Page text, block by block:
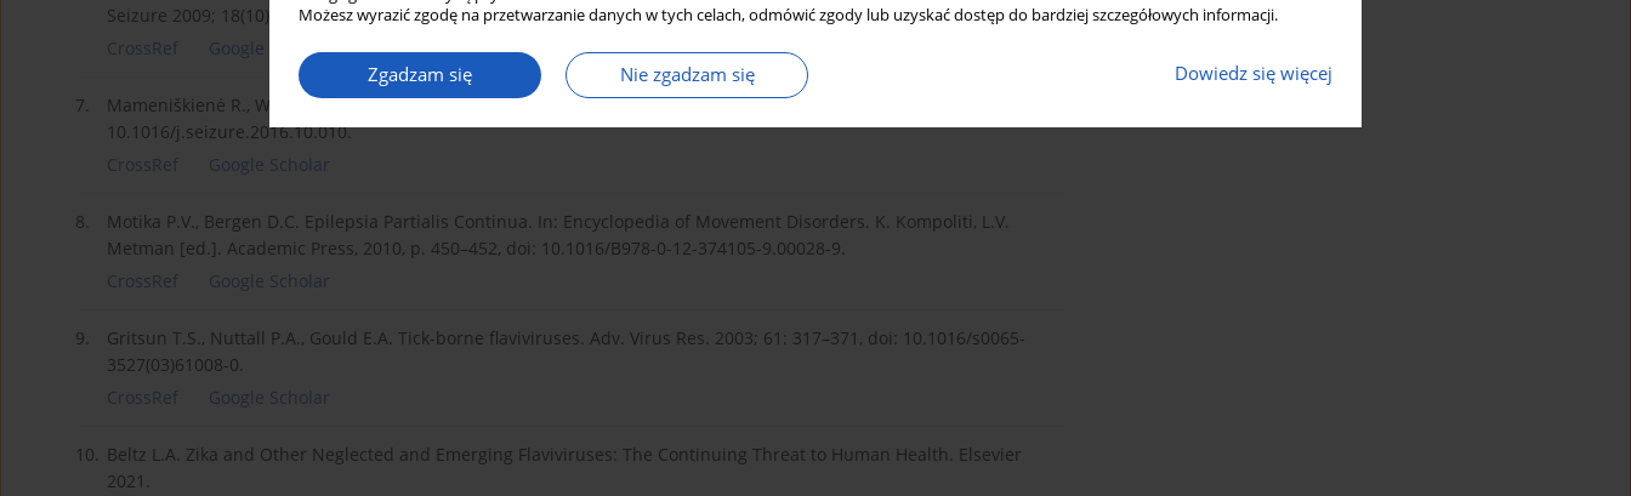
Możesz wyrazić zgodę na przetwarzanie danych w tych celach, odmówić zgody lub uzyskać dostęp do bardziej szczegółowych informacji.
Zgadzam się Nie zgadzam się Dowiedz się więcej
Seizure 2009; 18(10): 716–718, doi: 10.1016/j.seizure.2009.09.005.
CrossRef
Google Scholar
7.
Mameniškienė R., Wolf P. Epilepsia partialis continua: A review. Seizure 2017; 44: 74–80, doi:
10.1016/j.seizure.2016.10.010.
CrossRef
Google Scholar
8.
Motika P.V., Bergen D.C. Epilepsia Partialis Continua. In: Encyclopedia of Movement Disorders. K. Kompoliti, L.V.
Metman [ed.]. Academic Press, 2010, p. 450–452, doi: 10.1016/B978-0-12-374105-9.00028-9.
CrossRef
Google Scholar
9.
Gritsun T.S., Nuttall P.A., Gould E.A. Tick-borne flaviviruses. Adv. Virus Res. 2003; 61: 317–371, doi: 10.1016/s0065-
3527(03)61008-0.
CrossRef
Google Scholar
10. Beltz L.A. Zika and Other Neglected and Emerging Flaviviruses: The Continuing Threat to Human Health. Elsevier
2021.